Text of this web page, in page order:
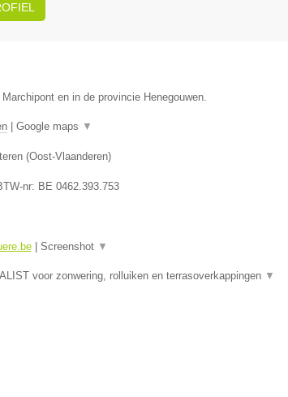
en in de provincie Henegouwen.
| Google maps ▼
(Oost-Vlaanderen)
nr: BE 0462.393.753
| Screenshot ▼
voor zonwering, rolluiken en terrasoverkappingen ▼